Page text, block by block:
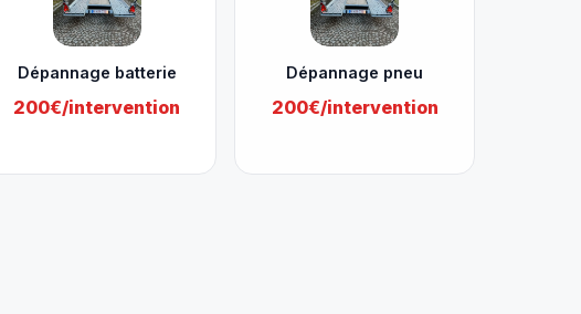
Dépannage batterie
200€/intervention
Dépannage pneu
200€/intervention